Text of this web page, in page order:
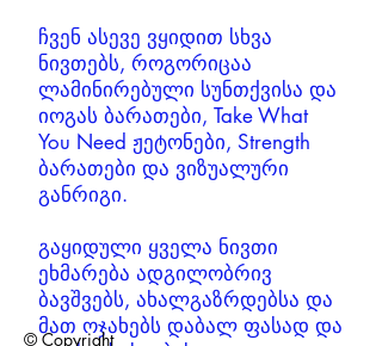
ჩვენ ასევე ვყიდით სხვა
ნივთებს, როგორიცაა
ლამინირებული სუნთქვისა და
იოგას ბარათები, Take What
You Need ჟეტონები, Strength
ბარათები და ვიზუალური
განრიგი.
გაყიდული ყველა ნივთი
ეხმარება ადგილობრივ
ბავშვებს, ახალგაზრდებსა და
მათ ოჯახებს დაბალ ფასად და
© Copyright